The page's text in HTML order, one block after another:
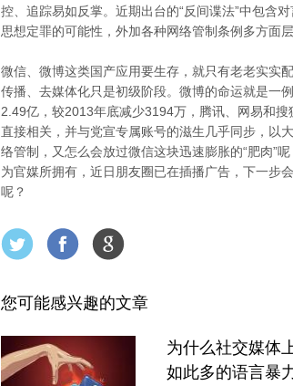
控、追踪易如反掌。近期出台的“反间谍法”中包含
思想定罪的可能性，外加各种网络管制条例多方面
微信、微博这类国产应用要生存，就只有老老实实
传播、去媒体化只是初级阶段。微博的命运就是一例
2.49亿，较2013年底减少3194万，腾讯、网易和
直接相关，并与党宣专属账号的滋生几乎同步，以
络管制，又怎么会放过微信这块迅速膨胀的“肥肉”
为官媒所拥有，近日朋友圈已在插播广告，下一步
呢？
您可能感兴趣的文章
为什么社交媒体
如此多的语言暴